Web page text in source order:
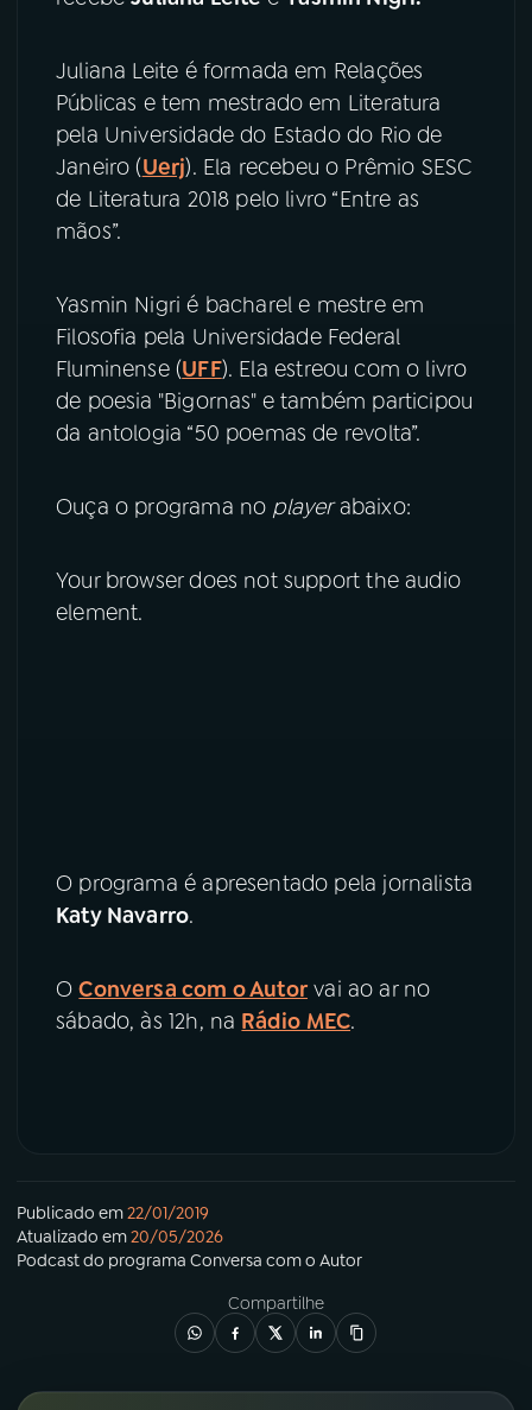
Instagram X
TikTok
Juliana Leite é formada em Relações
Públicas e tem mestrado em Literatura
pela Universidade do Estado do Rio de
Janeiro (Uerj). Ela recebeu o Prêmio SESC
de Literatura 2018 pelo livro “Entre as
mãos”.
Yasmin Nigri é bacharel e mestre em
Filosofia pela Universidade Federal
Fluminense (UFF). Ela estreou com o livro
de poesia "Bigornas" e também participou
da antologia “50 poemas de revolta”.
Ouça o programa no playerabaixo:
Your browser does not support the audio
element.
O programa é apresentado pela jornalista
Katy Navarro.
OConversa com o Autorvai ao ar no
sábado, às 12h, na Rádio MEC.
Publicado em22/01/2019
Atualizado em20/05/2026
Podcastdo programa Conversa com o Autor
Compartilhe